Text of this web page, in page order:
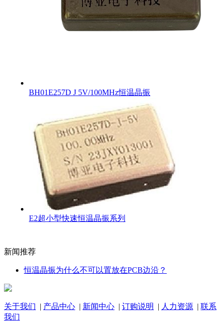
BH01E257D J 5V/100MHz恒温晶振
E2超小型快速恒温晶振系列
新闻推荐
恒温晶振为什么不可以置放在PCB边沿？
关于我们 | 产品中心 | 新闻中心 | 订购说明 | 人力资源 | 联系
我们